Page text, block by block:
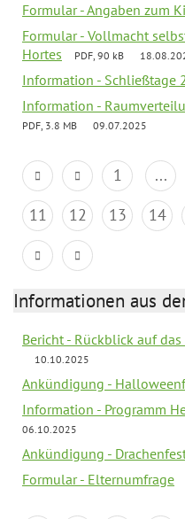
Formular - Angaben zum
Formular - Vollmacht
Hortes
PDF, 90 kB
Information - Schließtage
Information -
PDF, 3.8 MB 09.07.2025
1 ...
11
12 13 14
Informationen aus
Bericht - Rückblick auf
10.10.2025
Ankündigung -
Information - Programm
06.10.2025
Ankündigung -
Formular - Elternumfrage